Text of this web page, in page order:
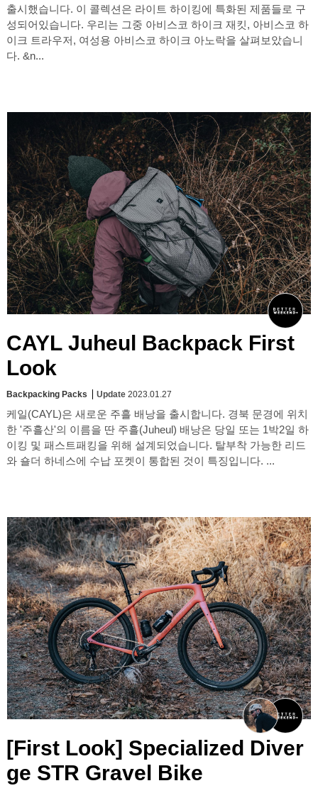
출시했습니다. 이 콜렉션은 라이트 하이킹에 특화된 제품들로 구
성되어있습니다. 우리는 그중 아비스코 하이크 재킷, 아비스코 하
이크 트라우저, 여성용 아비스코 하이크 아노락을 살펴보았습니
다. &n...
CAYL Juheul Backpack First
Look
Backpacking Packs Update 2023.01.27
케일(CAYL)은 새로운 주흘 배낭을 출시합니다. 경북 문경에 위치
한 '주흘산'의 이름을 딴 주흘(Juheul) 배낭은 당일 또는 1박2일 하
이킹 및 패스트패킹을 위해 설계되었습니다. 탈부착 가능한 리드
와 숄더 하네스에 수납 포켓이 통합된 것이 특징입니다. ...
[First Look] Specialized Diver
ge STR Gravel Bike